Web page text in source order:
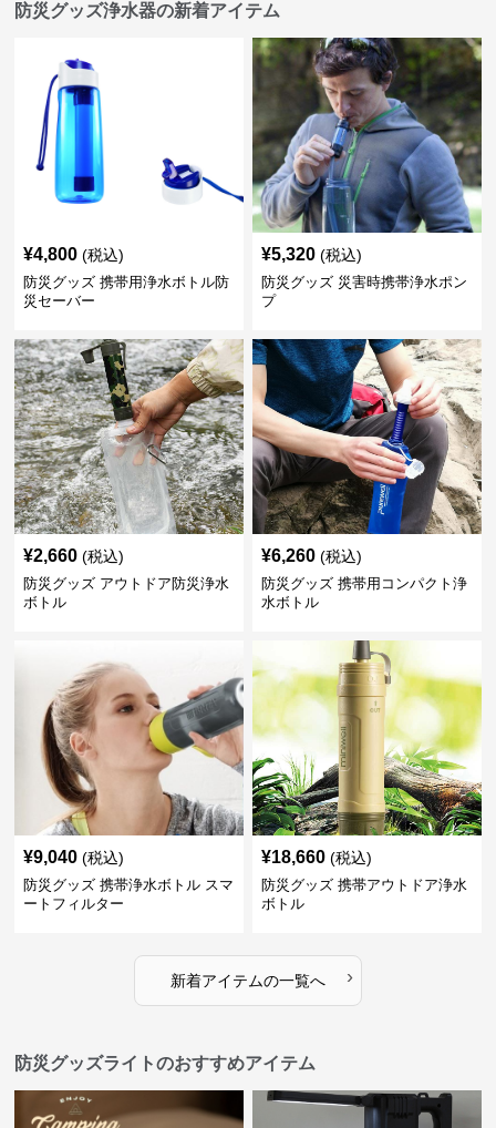
防災グッズ浄水器の新着アイテム
¥4,800 (税込)
防災グッズ 携帯用浄水ボトル防
災セーバー
¥5,320 (税込)
防災グッズ 災害時携帯浄水ポン
プ
¥2,660 (税込)
防災グッズ アウトドア防災浄水
ボトル
¥6,260 (税込)
防災グッズ 携帯用コンパクト浄
水ボトル
¥9,040 (税込)
防災グッズ 携帯浄水ボトル スマ
ートフィルター
¥18,660 (税込)
防災グッズ 携帯アウトドア浄水
ボトル
新着アイテムの一覧へ ›
防災グッズライトのおすすめアイテム